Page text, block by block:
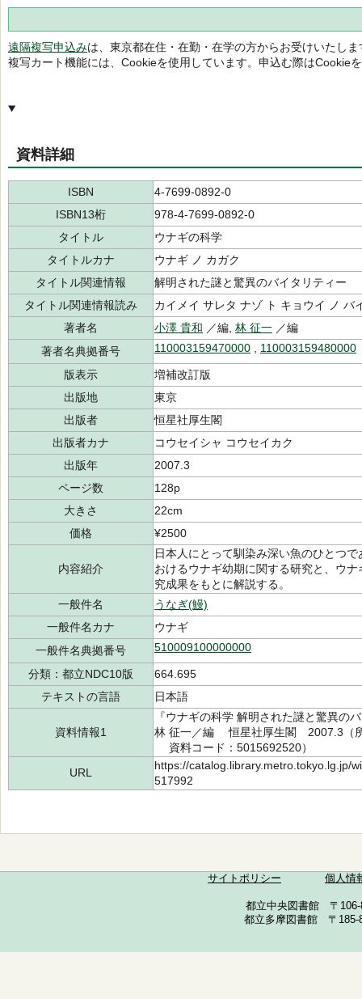
遠隔複写申込みは、東京都在住・在勤・在学の方からお受けいたしま
複写カート機能には、Cookieを使用しています。申込む際はCookie
資料詳細
ISBN
4-7699-0892-0
ISBN13桁
978-4-7699-0892-0
タイトル
ウナギの科学
タイトルカナ
ウナギ ノ カガク
タイトル関連情報
解明された謎と驚異のバイタリティー
タイトル関連情報読み
カイメイ サレタ ナゾ ト キョウイ ノ バ
著者名
小澤 貴和 ／編, 林 征一 ／編
著者名典拠番号
110003159470000 110003159480000
版表示
増補改訂版
出版地
東京
出版者
恒星社厚生閣
出版者カナ
コウセイシャ コウセイカク
出版年
2007.3
ページ数
128p
大きさ
22cm
価格
¥2500
内容紹介
日本人にとって馴染み深い魚のひとつ
おけるウナギ幼期に関する研究と、ウ
究成果をもとに解説する。
一般件名
うなぎ(鰻)
一般件名カナ
ウナギ
一般件名典拠番号
510009100000000
分類：都立NDC10版
664.695
テキストの言語
日本語
資料情報1
『ウナギの科学 解明された謎と驚異
林 征一／編 恒星社厚生閣 2007.3（
資料コード：5015692520）
URL
https://catalog.library.metro.tokyo.lg.jp/
517992
サイトポリシー 個人情
都立中央図書館 〒
都立多摩図書館 〒185-